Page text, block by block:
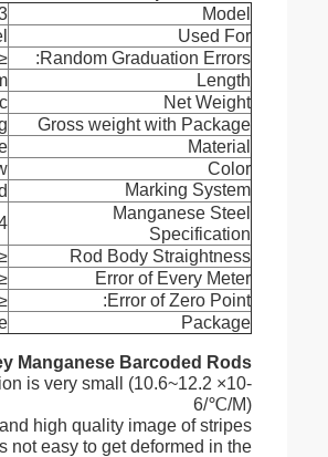
Model
Used For
Random Graduation Errors:
Length
Net Weight
Gross weight with Package
Material
Color
Marking System
Manganese Steel
Specification
Rod Body Straightness
Error of Every Meter
Error of Zero Point:
Package
Manganese Barcoded Rods:
is very small (10.6~12.2 ×10-
6/℃/M)
high quality image of stripes.
not easy to get deformed in the